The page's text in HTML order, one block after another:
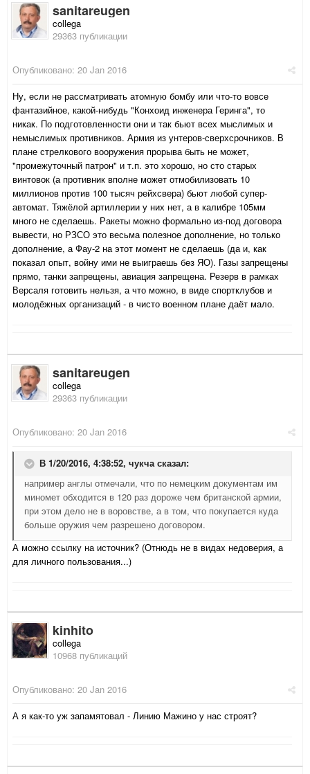
sanitareugen
collega
29363 публикации
Опубликовано: 20 Jan 2016
Ну, если не рассматривать атомную бомбу или что-то вовсе
фантазийное, какой-нибудь "Конхоид инженера Геринга", то
никак. По подготовленности они и так бьют всех мыслимых и
немыслимых противников. Армия из унтеров-сверхсрочников. В
плане стрелкового вооружения прорыва быть не может,
"промежуточный патрон" и т.п. это хорошо, но сто старых
винтовок (а противник вполне может отмобилизовать 10
миллионов против 100 тысяч рейхсвера) бьют любой супер-
автомат. Тяжёлой артиллерии у них нет, а в калибре 105мм
много не сделаешь. Ракеты можно формально из-под договора
вывести, но РЗСО это весьма полезное дополнение, но только
дополнение, а Фау-2 на этот момент не сделаешь (да и, как
показал опыт, войну ими не выиграешь без ЯО). Газы запрещены
прямо, танки запрещены, авиация запрещена. Резерв в рамках
Версаля готовить нельзя, а что можно, в виде спортклубов и
молодёжных организаций - в чисто военном плане даёт мало.
sanitareugen
collega
29363 публикации
Опубликовано: 20 Jan 2016
В 1/20/2016, 4:38:52, чукчасказал:
например англы отмечали, что по немецким документам им
миномет обходится в 120 раз дороже чем британской армии,
при этом дело не в воровстве, а в том, что покупается куда
больше оружия чем разрешено договором.
А можно ссылку на источник? (Отнюдь не в видах недоверия, а
для личного пользования...)
kinhito
collega
10968 публикаций
Опубликовано: 20 Jan 2016
А я как-то уж запамятовал - Линию Мажино у нас строят?